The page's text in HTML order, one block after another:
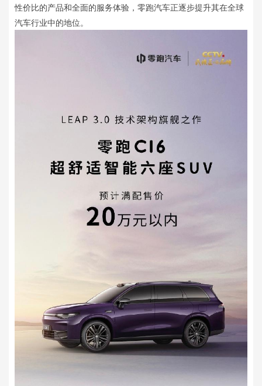
性价比的产品和全面的服务体验，零跑汽车正逐步提升其在全球
汽车行业中的地位。